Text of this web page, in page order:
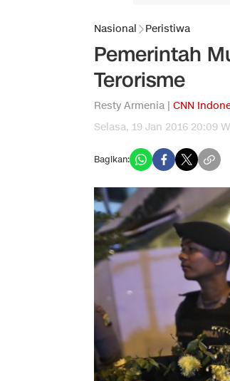
Nasional Peristiwa
Pemerintah
Terorisme
Resty Armenia | CNN
Selasa, 19 Jan 2016 20:09
Bagikan: